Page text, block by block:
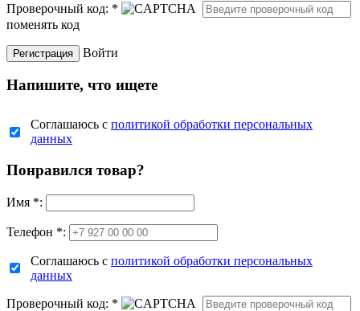
Проверочный код: *
поменять код
Войти
Напишите, что ищете
Соглашаюсь с политикой обработки персональных
данных
Понравился товар?
Имя *:
Телефон *:
Соглашаюсь с политикой обработки персональных
данных
Проверочный код: *